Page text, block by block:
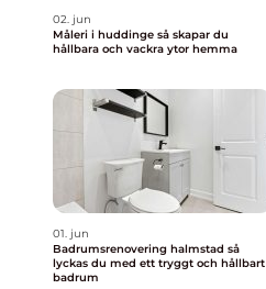
02. jun
Måleri i huddinge så skapar du
hållbara och vackra ytor hemma
01. jun
Badrumsrenovering halmstad så
lyckas du med ett tryggt och hållbart
badrum